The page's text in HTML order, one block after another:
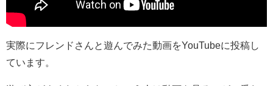
実際にフレンドさんと遊んでみた動画をYouTubeに投稿し
ています。